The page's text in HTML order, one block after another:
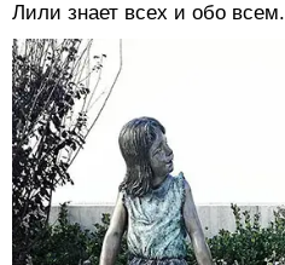
Лили знает всех и обо всем.